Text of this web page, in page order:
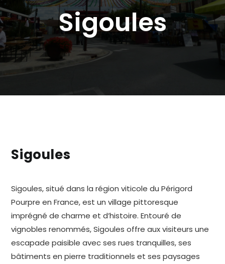
Sigoules
Sigoules
Sigoules, situé dans la région viticole du Périgord
Pourpre en France, est un village pittoresque
imprégné de charme et d’histoire. Entouré de
vignobles renommés, Sigoules offre aux visiteurs une
escapade paisible avec ses rues tranquilles, ses
bâtiments en pierre traditionnels et ses paysages